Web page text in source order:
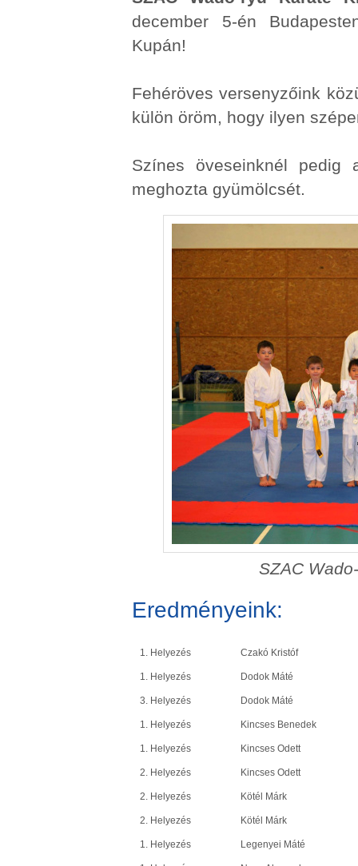
december 5-én
Kupán!
Fehéröves versenyzőink
külön öröm, hogy ilyen
Színes öveseinknél
meghozta gyümölcsét.
SZAC
Eredményeink:
1. Helyezés Czakó Kristóf
1. Helyezés Dodok Máté
3. Helyezés Dodok Máté
1. Helyezés Kincses Benedek
1. Helyezés Kincses Odett
2. Helyezés Kincses Odett
2. Helyezés Kötél Márk
2. Helyezés Kötél Márk
1. Helyezés Legenyei Máté